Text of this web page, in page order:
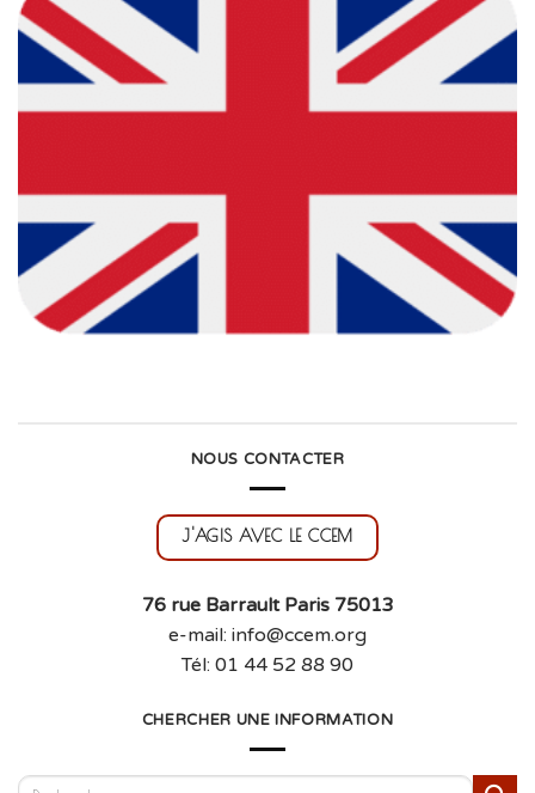
NOUS CONTACTER
J'AGIS AVEC LE CCEM
76 rue Barrault Paris 75013
e-mail: info@ccem.org
Tél: 01 44 52 88 90
CHERCHER UNE INFORMATION